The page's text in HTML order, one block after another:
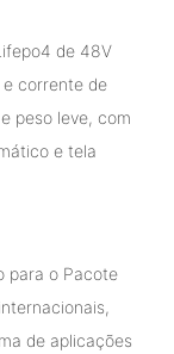
de 48V
corrente de
peso leve, com
e tela
para o Pacote
de aplicações